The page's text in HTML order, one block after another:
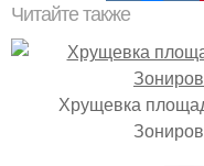
Читайте также
Хрущевка